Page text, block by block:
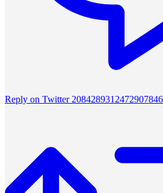
Reply on Twitter 2084289312472907846